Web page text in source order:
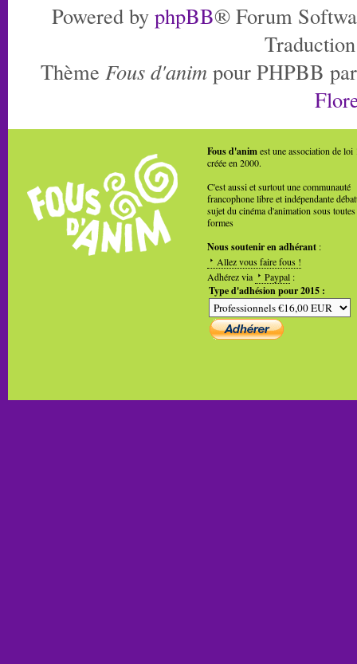
Powered by phpBB® Forum
Thème Fous d'anim pour PHPBB
Fous d'animest une association de loi
créée en 2000.
C'est aussi et surtout une communauté
francophone libre et indépendante
sujet du cinéma d'animation sous toutes
formes
Nous soutenir en adhérant :
Allez vous faire fous !
Adhérez via
Paypal :
Type d'adhésion pour 2015 :